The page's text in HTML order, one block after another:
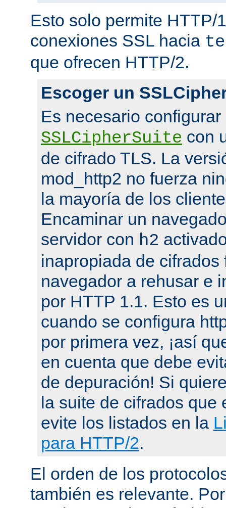
Esto solo permite HTTP/
conexiones SSL hacia
que ofrecen HTTP/2.
Escoger un
Es necesario configurar
SSLCipherSuite con
de cifrado TLS. La
mod_http2 no fuerza
la mayoría de los
Encaminar un
servidor con h2
inapropiada de cifrados
navegador a rehusar e
por HTTP 1.1. Esto es
cuando se configura
por primera vez, ¡así
en cuenta que debe
de depuración! Si
la suite de cifrados que
evite los listados en la
para HTTP/2.
El orden de los
también es relevante.